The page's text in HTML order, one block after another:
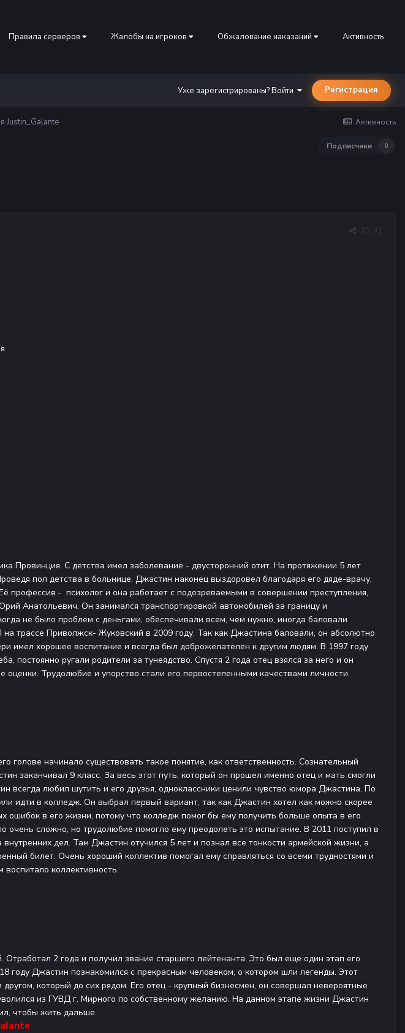
Правила серверов Жалобы на игроков Обжалование наказаний Активность
Уже зарегистрированы? Войти Регистрация
Активность
Justin_Galante
Подписчики 0
· ID: #1
Провинция. С детства имел заболевание - двусторонний отит. На протяжении 5 лет
пол детства в больнице, Джастин наконец выздоровел благодаря его дяде-врачу.
профессия - психолог и она работает с подозреваемыми в совершении преступления,
Анатольевич. Он занимался транспортировкой автомобилей за границу и
не было проблем с деньгами, обеспечивали всем, чем нужно, иногда баловали
трассе Приволжск- Жуковский в 2009 году. Так как Джастина баловали, он абсолютно
имел хорошее воспитание и всегда был доброжелателен к другим людям. В 1997 году
постоянно ругали родители за тунеядство. Спустя 2 года отец взялся за него и он
Трудолюбие и упорство стали его первостепенными качествами личности.
голове начинало существовать такое понятие, как ответственность. Сознательный
заканчивал 9 класс. За весь этот путь, который он прошел именно отец и мать смогли
всегда любил шутить и его друзья, одноклассники ценили чувство юмора Джастина. По
идти в колледж. Он выбрал первый вариант, так как Джастин хотел как можно скорее
ошибок в его жизни, потому что колледж помог бы ему получить больше опыта в его
очень сложно, но трудолюбие помогло ему преодолеть это испытание. В 2011 поступил в
дел. Там Джастин отучился 5 лет и познал все тонкости армейской жизни, а
билет. Очень хороший коллектив помогал ему справляться со всеми трудностями и
коллективность.
2 года и получил звание старшего лейтенанта. Это был еще один этап его
году Джастин познакомился с прекрасным человеком, о котором шли легенды. Этот
который до сих рядом. Его отец - крупный бизнесмен, он совершал невероятные
из ГУВД г. Мирного по собственному желанию. На данном этапе жизни Джастин
чтобы жить дальше.